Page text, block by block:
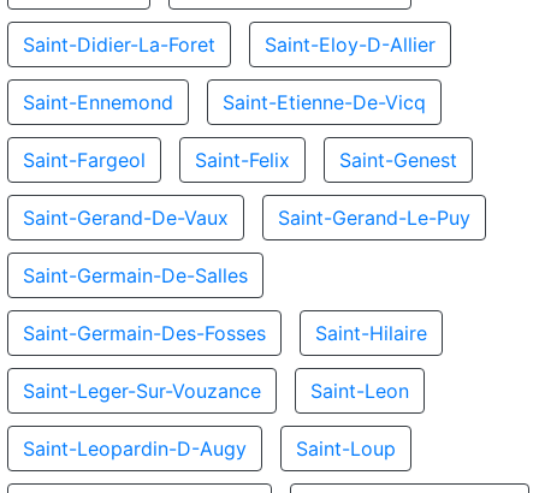
Saint-Didier-La-Foret Saint-Eloy-D-Allier
Saint-Ennemond Saint-Etienne-De-Vicq
Saint-Fargeol Saint-Felix Saint-Genest
Saint-Gerand-De-Vaux Saint-Gerand-Le-Puy
Saint-Germain-De-Salles
Saint-Germain-Des-Fosses Saint-Hilaire
Saint-Leger-Sur-Vouzance Saint-Leon
Saint-Leopardin-D-Augy Saint-Loup